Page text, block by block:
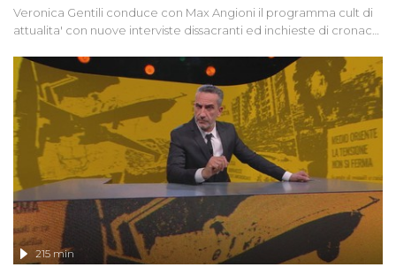
Veronica Gentili conduce con Max Angioni il programma cult di
attualita' con nuove interviste dissacranti ed inchieste di cronaca
215 min